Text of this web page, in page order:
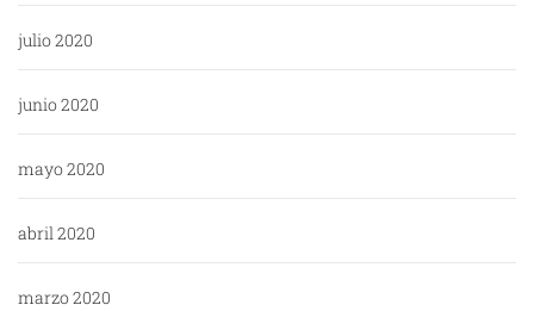
julio 2020
junio 2020
mayo 2020
abril 2020
marzo 2020